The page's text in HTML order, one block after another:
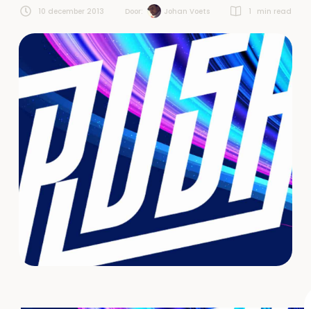
10 december 2013 Door: Johan Voets 1 min read